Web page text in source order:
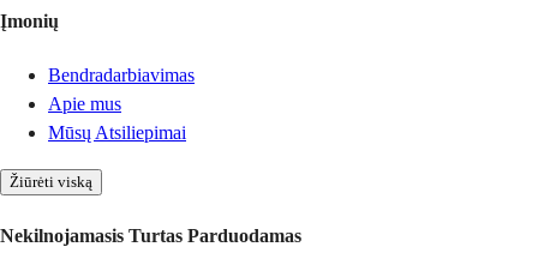
Įmonių
Bendradarbiavimas
Apie mus
Mūsų Atsiliepimai
Žiūrėti viską
Nekilnojamasis Turtas Parduodamas